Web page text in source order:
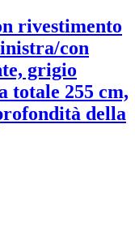
rivestimento
con
grigio
totale 255 cm,
della